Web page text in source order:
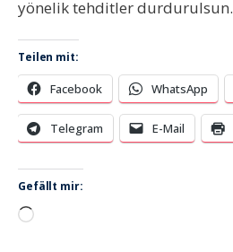
yönelik tehditler durdurulsun.
Teilen mit:
Facebook WhatsApp
Telegram E-Mail
Gefällt mir:
Wird